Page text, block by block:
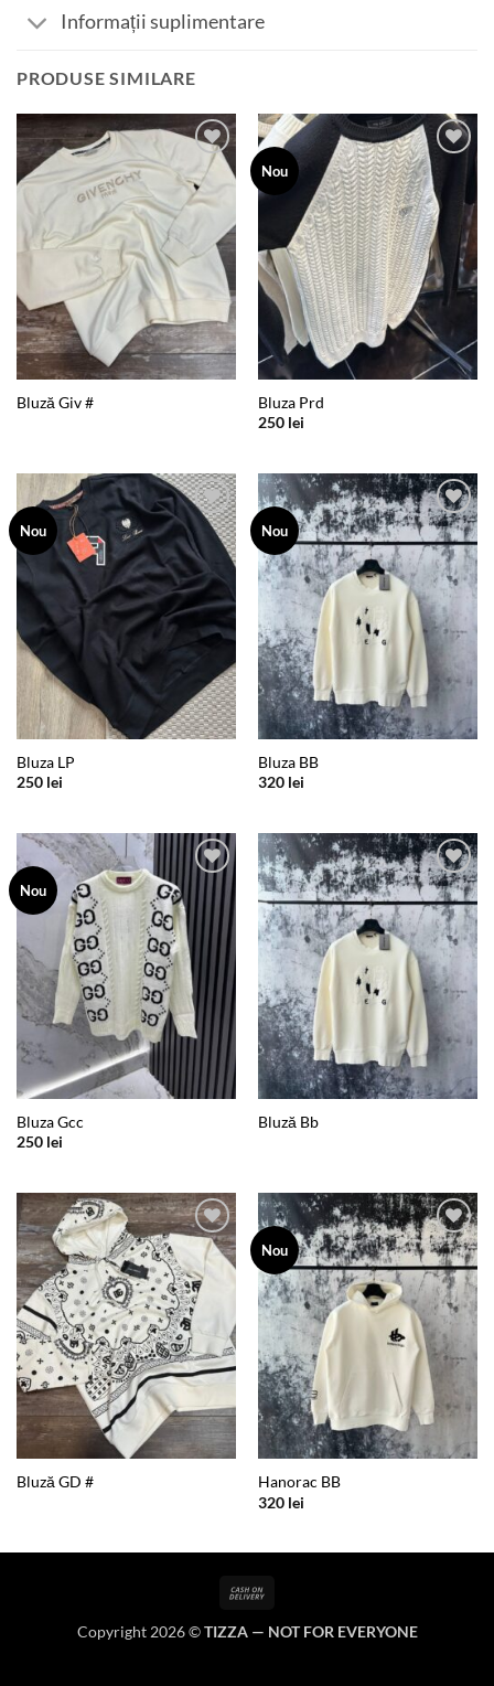
Informații suplimentare
PRODUSE SIMILARE
Add to
wishlist
Bluză Giv #
Nou
Add to
wishlist
Bluza Prd
250 lei
Nou
Add to
wishlist
Bluza LP
250 lei
Nou
Add to
wishlist
Bluza BB
320 lei
Nou
Add to
wishlist
Bluza Gcc
250 lei
Add to
wishlist
Bluză Bb
Add to
wishlist
Bluză GD #
Nou
Add to
wishlist
Hanorac BB
320 lei
Delivery
Copyright 2026 ©TIZZA — NOT FOR EVERYONE